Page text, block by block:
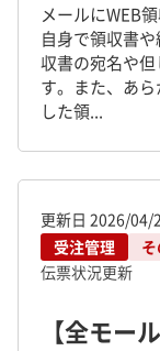
メールにWEB
自身で領収書
収書の宛名や
す。また、あ
した領...
更新日 2026/04/
受注管理
伝票状況更新